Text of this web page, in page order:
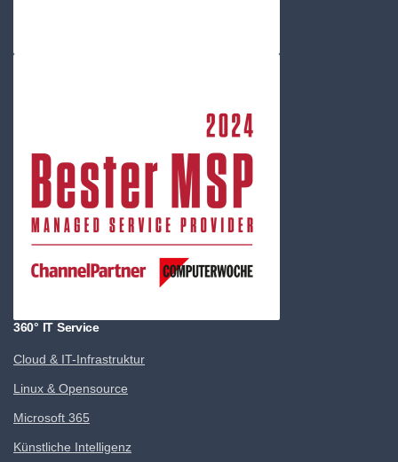
360° IT Service
Cloud & IT-Infrastruktur
Linux & Opensource
Microsoft 365
Künstliche Intelligenz